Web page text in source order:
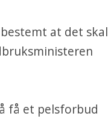
at det skal
få et pelsforbud